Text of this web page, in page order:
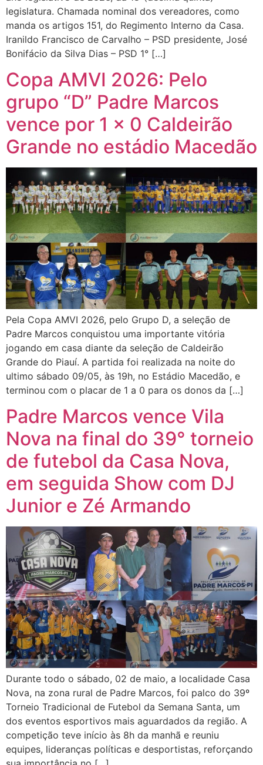
legislatura. Chamada nominal dos vereadores, como
manda os artigos 151, do Regimento Interno da Casa.
Iranildo Francisco de Carvalho – PSD presidente, José
Bonifácio da Silva Dias – PSD 1° […]
Copa AMVI 2026: Pelo
grupo “D” Padre Marcos
vence por 1 x 0 Caldeirão
Grande no estádio Macedão
Pela Copa AMVI 2026, pelo Grupo D, a seleção de
Padre Marcos conquistou uma importante vitória
jogando em casa diante da seleção de Caldeirão
Grande do Piauí. A partida foi realizada na noite do
ultimo sábado 09/05, às 19h, no Estádio Macedão, e
terminou com o placar de 1 a 0 para os donos da […]
Padre Marcos vence Vila
Nova na final do 39° torneio
de futebol da Casa Nova,
em seguida Show com DJ
Junior e Zé Armando
Durante todo o sábado, 02 de maio, a localidade Casa
Nova, na zona rural de Padre Marcos, foi palco do 39º
Torneio Tradicional de Futebol da Semana Santa, um
dos eventos esportivos mais aguardados da região. A
competição teve início às 8h da manhã e reuniu
equipes, lideranças políticas e desportistas, reforçando